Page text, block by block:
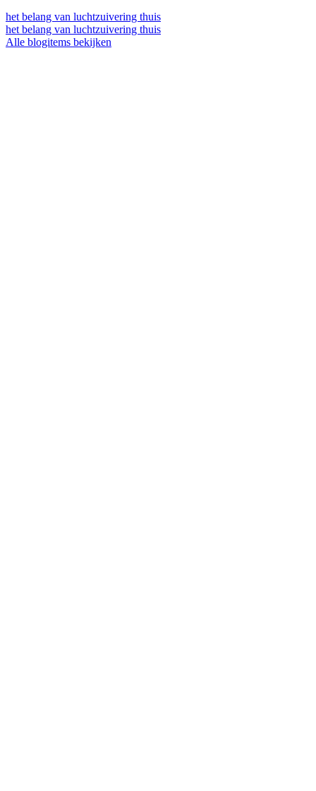
het belang van luchtzuivering thuis
het belang van luchtzuivering thuis
Alle blogitems bekijken